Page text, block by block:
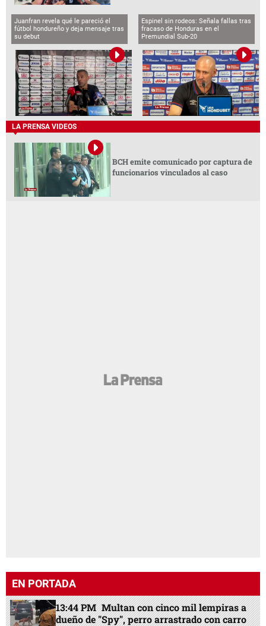
Juanfran revela qué le pareció el
fútbol hondureño y deja mensaje tras
su debut
Espinel sin rodeos: Señala fallas tras
fracaso de Honduras en el
Premundial Sub-20
LA PRENSA VIDEOS
BCH emite comunicado por captura de
funcionarios vinculados al caso
EN PORTADA
13:44 PM Multan con cinco mil lempiras a
dueño de "Spy", perro arrastrado con carro